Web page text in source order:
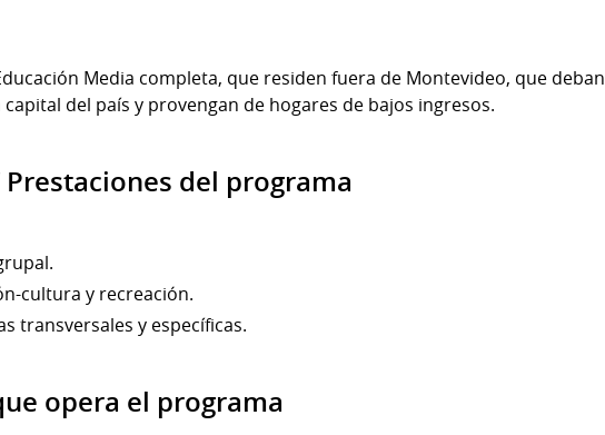
Media completa, que residen fuera de Montevideo, que deban
del país y provengan de hogares de bajos ingresos.
del programa
cultura y recreación.
transversales y específicas.
opera el programa